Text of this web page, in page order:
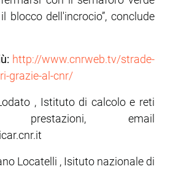
blocco dell'incrocio”, conclude
http://www.cnrweb.tv/strade-
grazie-al-cnr/
, Istituto di calcolo e reti
email
Locatelli , Isituto nazionale di